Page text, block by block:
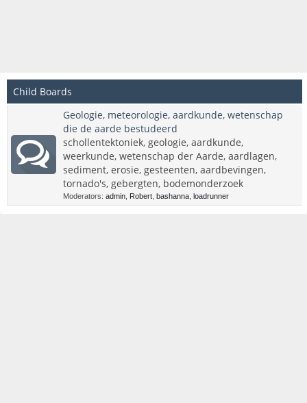
Child Boards
Geologie, meteorologie, aardkunde, wetenschap
die de aarde bestudeerd
schollentektoniek, geologie, aardkunde,
weerkunde, wetenschap der Aarde, aardlagen,
sediment, erosie, gesteenten, aardbevingen,
tornado's, gebergten, bodemonderzoek
Moderators: admin Robert bashanna loadrunner